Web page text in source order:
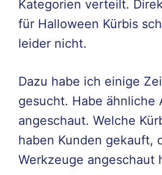
Kategorien verteilt.
für Halloween Kürbis
leider nicht.
Dazu habe ich einige
gesucht. Habe ähnliche
angeschaut. Welche
haben Kunden gekauft,
Werkzeuge angeschaut